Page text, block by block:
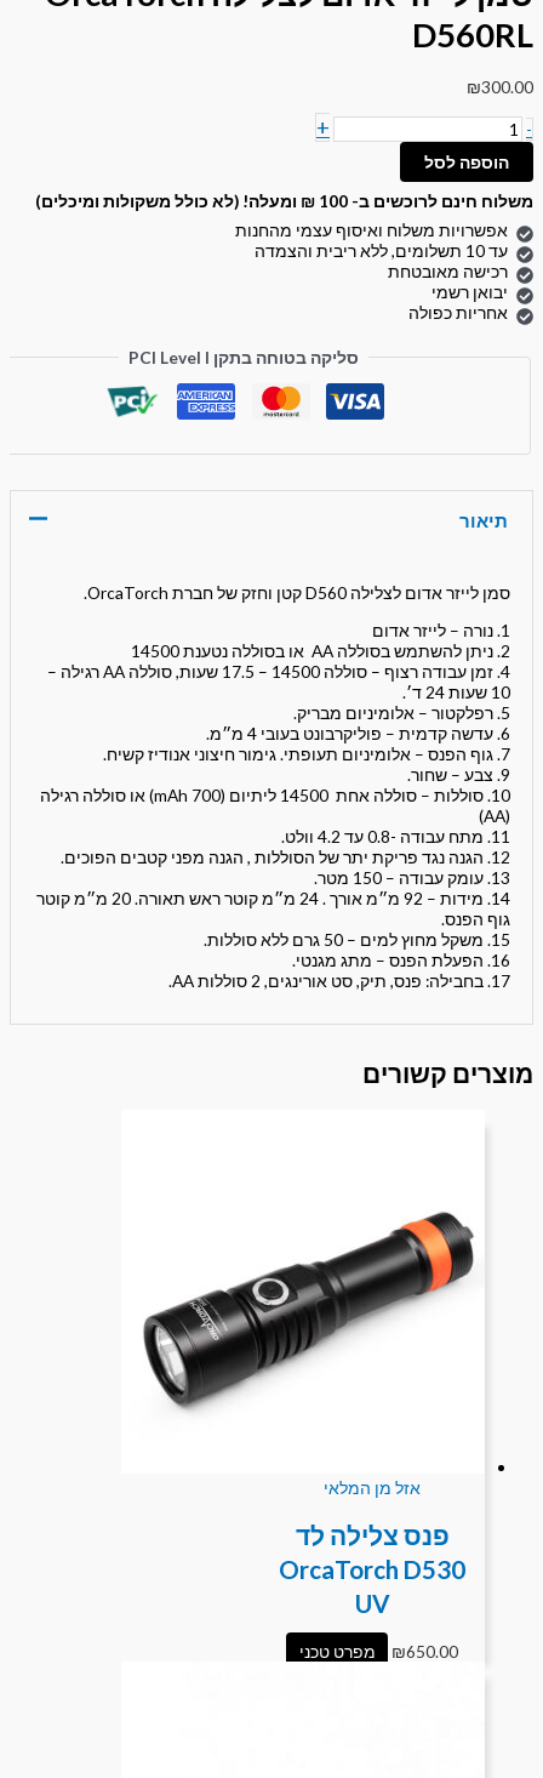
D560RL
₪300.00
-
+
הוספה לסל
משלוח חינם לרוכשים ב- 100 ₪ ומעלה! (לא כולל משקולות ומיכלים)
אפשרויות משלוח ואיסוף עצמי מהחנות
עד 10 תשלומים, ללא ריבית והצמדה
רכישה מאובטחת
יבואן רשמי
אחריות כפולה
סליקה בטוחה בתקן PCI Level I
תיאור
סמן לייזר אדום לצלילה D560 קטן וחזק של חברת OrcaTorch.
1. נורה – לייזר אדום
2. ניתן להשתמש בסוללה AA או בסוללה נטענת 14500
4. זמן עבודה רצוף – סוללה 14500 – 17.5 שעות, סוללה AA רגילה –
10 שעות 24 ד׳.
5. רפלקטור – אלומיניום מבריק.
6. עדשה קדמית – פוליקרבונט בעובי 4 מ״מ.
7. גוף הפנס – אלומיניום תעופתי. גימור חיצוני אנודיז קשיח.
9. צבע – שחור.
10. סוללות – סוללה אחת 14500 ליתיום (700 mAh) או סוללה רגילה
(AA)
11. מתח עבודה -0.8 עד 4.2 וולט.
12. הגנה נגד פריקת יתר של הסוללות , הגנה מפני קטבים הפוכים.
13. עומק עבודה – 150 מטר.
14. מידות – 92 מ״מ אורך . 24 מ״מ קוטר ראש תאורה. 20 מ״מ קוטר
גוף הפנס.
15. משקל מחוץ למים – 50 גרם ללא סוללות.
16. הפעלת הפנס – מתג מגנטי.
17. בחבילה: פנס, תיק, סט אורינגים, 2 סוללות AA.
מוצרים קשורים
אזל מן המלאי
פנס צלילה לד
OrcaTorch D530
UV
₪650.00 מפרט טכני